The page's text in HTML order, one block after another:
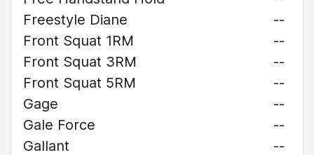
Freestyle Diane
--
Front Squat 1RM
--
Front Squat 3RM
--
Front Squat 5RM
--
Gage
--
Gale Force
--
Gallant
--